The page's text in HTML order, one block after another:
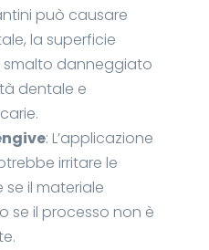
può causare
la superficie
smalto danneggiato
dentale e
: L’applicazione
irritare le
il materiale
se il processo non è